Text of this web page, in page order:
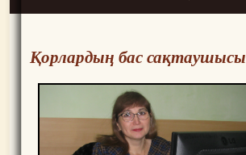
Қорлардың бас сақтаушысы